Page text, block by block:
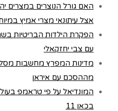
האם גורל הנוצרים במצרים
אצל עיתונאי מצרי אמיץ
הפקרת הילדות הבריטיות
עם צבי יחזקאלי
מדינות המפרץ מחשבות
מההסכם עם איראן
המונדיאל על פי טראמפ
בכאן 11